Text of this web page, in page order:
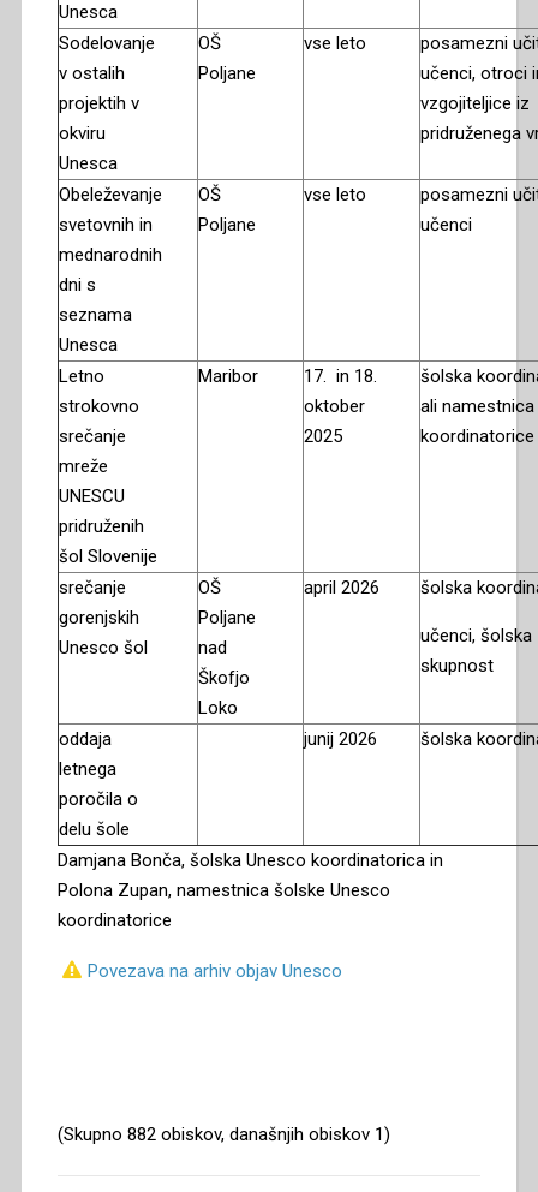
Unesca
Sodelovanje
v ostalih
projektih v
okviru
Unesca
OŠ
Poljane
vse leto
posamezni
učenci, otroci
vzgojiteljice iz
pridruženega
Obeleževanje
svetovnih in
mednarodnih
dni s
seznama
Unesca
OŠ
Poljane
vse leto
posamezni
učenci
Letno
strokovno
srečanje
mreže
UNESCU
pridruženih
šol Slovenije
Maribor
17. in 18.
oktober
2025
šolska
ali
koordinatorice
srečanje
gorenjskih
Unesco šol
OŠ
Poljane
nad
Škofjo
Loko
april 2026 šolska
učenci, šolska
skupnost
oddaja
letnega
poročila o
delu šole
junij 2026 šolska
Damjana Bonča, šolska Unesco koordinatorica in
Polona Zupan, namestnica šolske Unesco
koordinatorice
Povezava na arhiv objav Unesco
(Skupno 882 obiskov, današnjih obiskov 1)